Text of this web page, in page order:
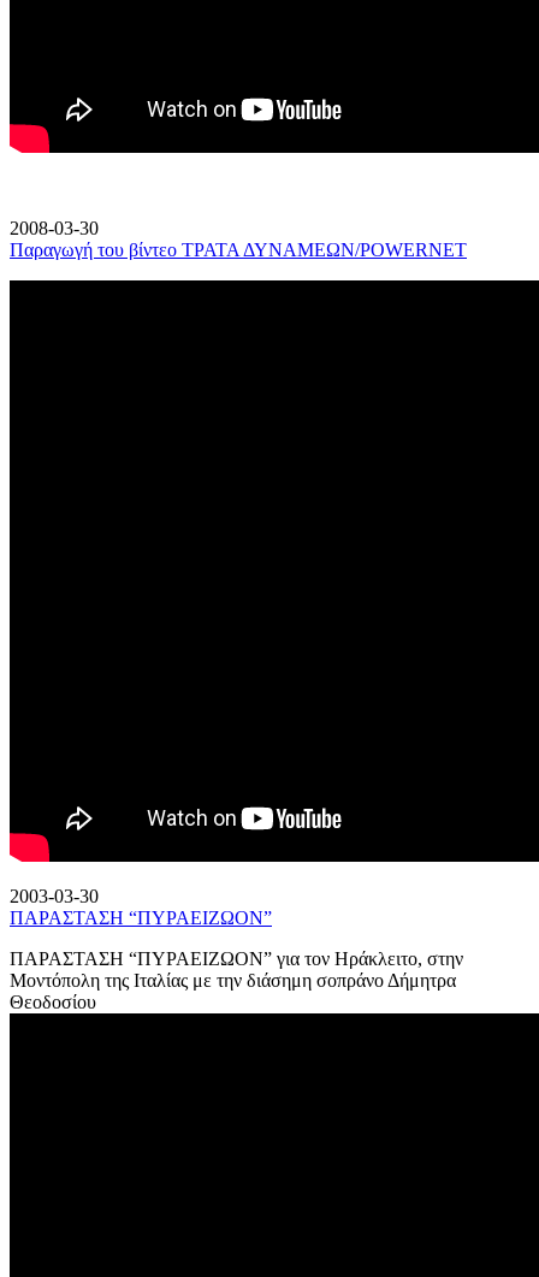
2008-03-30
Παραγωγή του βίντεο ΤΡΑΤΑ ΔΥΝΑΜΕΩΝ/POWERNET
2003-03-30
ΠΑΡΑΣΤΑΣΗ “ΠΥΡΑΕΙΖΩΟΝ”
ΠΑΡΑΣΤΑΣΗ “ΠΥΡΑΕΙΖΩΟΝ” για τον Ηράκλειτο, στην
Μοντόπολη της Ιταλίας με την διάσημη σοπράνο Δήμητρα
Θεοδοσίου